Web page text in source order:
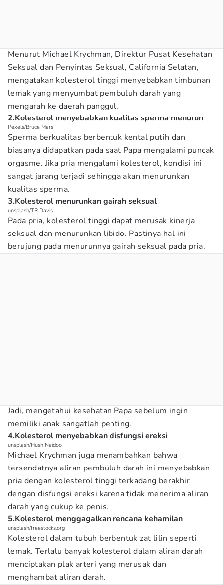
Menurut Michael Krychman, Direktur Pusat Kesehatan
Seksual dan Penyintas Seksual, California Selatan,
mengatakan kolesterol tinggi menyebabkan timbunan
lemak yang menyumbat pembuluh darah yang
mengarah ke daerah panggul.
2.Kolesterol menyebabkan kualitas sperma menurun
Pexels/Bruce Mars
Sperma berkualitas berbentuk kental putih dan
biasanya didapatkan pada saat Papa mengalami puncak
orgasme. Jika pria mengalami kolesterol, kondisi ini
sangat jarang terjadi sehingga akan menurunkan
kualitas sperma.
3.Kolesterol menurunkan gairah seksual
unsplash/TR Davis
Pada pria, kolesterol tinggi dapat merusak kinerja
seksual dan menurunkan libido. Pastinya hal ini
berujung pada menurunnya gairah seksual pada pria.
Jadi, mengetahui kesehatan Papa sebelum ingin
memiliki anak sangatlah penting.
4.Kolesterol menyebabkan disfungsi ereksi
unsplash/Hush Naidoo
Michael Krychman juga menambahkan bahwa
tersendatnya aliran pembuluh darah ini menyebabkan
pria dengan kolesterol tinggi terkadang berakhir
dengan disfungsi ereksi karena tidak menerima aliran
darah yang cukup ke penis.
5.Kolesterol menggagalkan rencana kehamilan
unsplash/freestocks.org
Kolesterol dalam tubuh berbentuk zat lilin seperti
lemak. Terlalu banyak kolesterol dalam aliran darah
menciptakan plak arteri yang merusak dan
menghambat aliran darah.